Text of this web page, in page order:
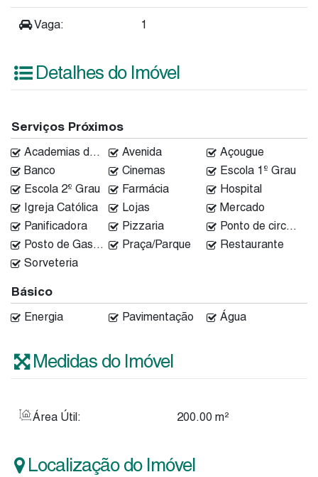
Vaga: 1
Detalhes do Imóvel
Serviços Próximos
Academias de ginástica Avenida
Açougue
Banco
Cinemas
Escola 1º Grau
Escola 2º Grau
Farmácia
Hospital
Igreja Católica
Lojas
Mercado
Panificadora
Pizzaria
Ponto de circular
Posto de Gasolina
Praça/Parque
Restaurante
Sorveteria
Básico
Energia Pavimentação Água
Medidas do Imóvel
Área Útil: 200.00 m²
Localização do Imóvel